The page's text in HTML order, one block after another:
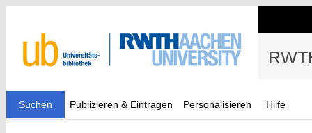
Suchen Publizieren & Eintragen Personalisieren Hilfe